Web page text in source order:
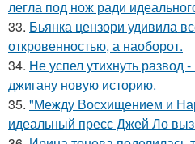
легла под нож ради
33. Бьянка цензори удивила
откровенностью, а наоборот.
34. Не успел утихнуть развод
джигану новую историю.
35. "Между Восхищением и
идеальный пресс Джей Ло